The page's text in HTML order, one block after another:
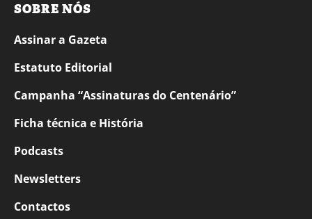
SOBRE NÓS
Assinar a Gazeta
Estatuto Editorial
Campanha “Assinaturas do Centenário”
Ficha técnica e História
Podcasts
Newsletters
Contactos